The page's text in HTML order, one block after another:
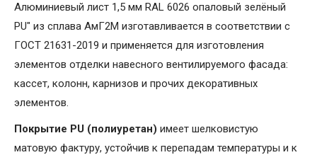
Алюминиевый лист 1,5 мм RAL 6026 опаловый зелёный
PU" из сплава АмГ2М изготавливается в соответствии с
ГОСТ 21631-2019 и применяется для изготовления
элементов отделки навесного вентилируемого фасада:
кассет, колонн, карнизов и прочих декоративных
элементов.
Покрытие PU (полиуретан) имеет шелковистую
матовую фактуру, устойчив к перепадам температуры и к